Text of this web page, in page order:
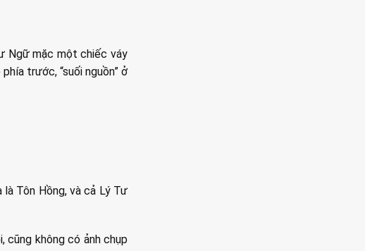
Ngữ mặc một chiếc váy
trước, “suối nguồn” ở
Tôn Hồng, và cả Lý Tư
cũng không có ảnh chụp